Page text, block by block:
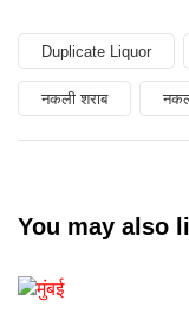
Duplicate Liquor
नकली शराब
You may also